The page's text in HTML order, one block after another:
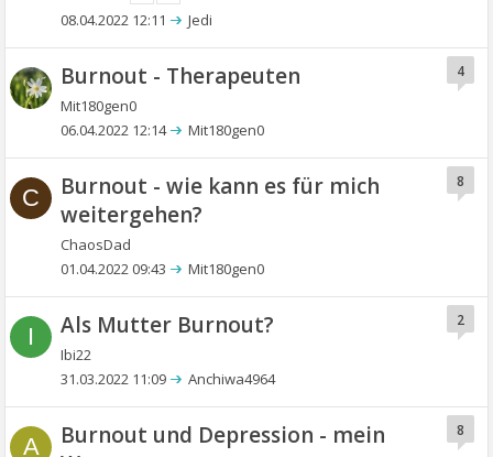
08.04.2022 12:11 Jedi
Burnout - Therapeuten
Mit180gen0
4
06.04.2022 12:14 Mit180gen0
C
Burnout - wie kann es für mich
weitergehen?
ChaosDad
8
01.04.2022 09:43 Mit180gen0
I Als Mutter Burnout?
Ibi22
2
31.03.2022 11:09 Anchiwa4964
A
Burnout und Depression - mein
8